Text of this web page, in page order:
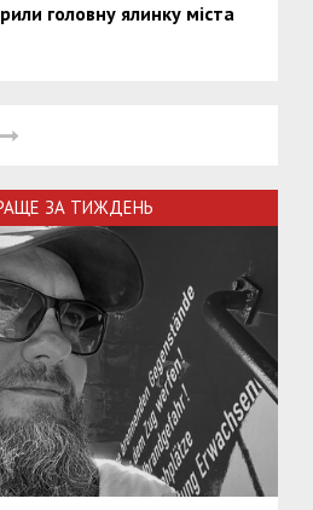
головну ялинку міста
ЗА ТИЖДЕНЬ